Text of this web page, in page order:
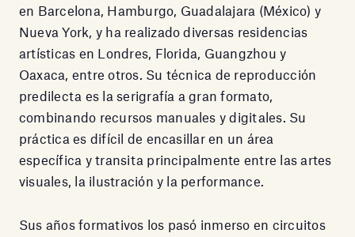
en Barcelona, Hamburgo, Guadalajara (México) y
Nueva York, y ha realizado diversas residencias
artísticas en Londres, Florida, Guangzhou y
Oaxaca, entre otros. Su técnica de reproducción
predilecta es la serigrafía a gran formato,
combinando recursos manuales y digitales. Su
práctica es difícil de encasillar en un área
específica y transita principalmente entre las artes
visuales, la ilustración y la performance.
Sus años formativos los pasó inmerso en circuitos